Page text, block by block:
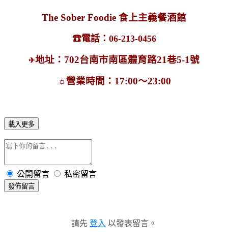
The Sober Foodie 食上主義餐酒館
☎電話：06-213-0456
✈地址：702台南市南區體育路21巷5-1號
☼營業時間：17:00～23:00
載入更多
公開留言 私密留言
發佈留言
請先 登入 以發表留言。